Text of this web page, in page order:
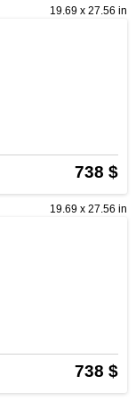
19.69 x 27.56 in
738 $
19.69 x 27.56 in
738 $